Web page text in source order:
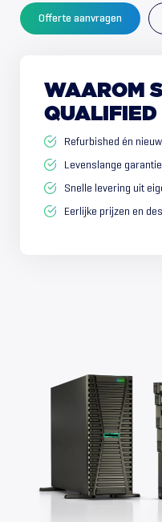
Offerte aanvragen
WAAROM
QUALIFIED
Refurbished én
Levenslange
Snelle levering uit
Eerlijke prijzen en